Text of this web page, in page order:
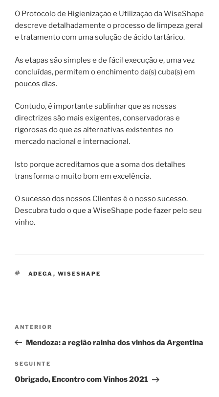
O Protocolo de Higienização e Utilização da WiseShape
descreve detalhadamente o processo de limpeza geral
e tratamento com uma solução de ácido tartárico.
As etapas são simples e de fácil execução e, uma vez
concluídas, permitem o enchimento da(s) cuba(s) em
poucos dias.
Contudo, é importante sublinhar que as nossas
directrizes são mais exigentes, conservadoras e
rigorosas do que as alternativas existentes no
mercado nacional e internacional.
Isto porque acreditamos que a soma dos detalhes
transforma o muito bom em excelência.
O sucesso dos nossos Clientes é o nosso sucesso.
Descubra tudo o que a WiseShape pode fazer pelo seu
vinho.
ETIQUETAS
ADEGA , WISESHAPE
artigos
Conteúdo
anterior
ANTERIOR
Mendoza: a região rainha dos vinhos da Argentina
Conteúdo
seguinte
SEGUINTE
Obrigado, Encontro com Vinhos 2021